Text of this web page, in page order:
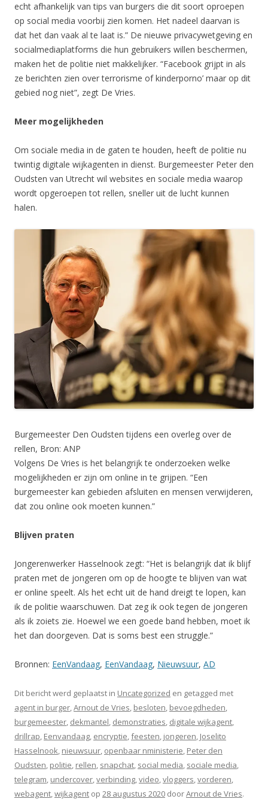
echt afhankelijk van tips van burgers die dit soort oproepen
op social media voorbij zien komen. Het nadeel daarvan is
dat het dan vaak al te laat is.” De nieuwe privacywetgeving en
socialmediaplatforms die hun gebruikers willen beschermen,
maken het de politie niet makkelijker. “Facebook grijpt in als
ze berichten zien over terrorisme of kinderporno’ maar op dit
gebied nog niet”, zegt De Vries.
Meer mogelijkheden
Om sociale media in de gaten te houden, heeft de politie nu
twintig digitale wijkagenten in dienst. Burgemeester Peter den
Oudsten van Utrecht wil websites en sociale media waarop
wordt opgeroepen tot rellen, sneller uit de lucht kunnen
halen.
Burgemeester Den Oudsten tijdens een overleg over de
rellen, Bron: ANP
Volgens De Vries is het belangrijk te onderzoeken welke
mogelijkheden er zijn om online in te grijpen. “Een
burgemeester kan gebieden afsluiten en mensen verwijderen,
dat zou online ook moeten kunnen.”
Blijven praten
Jongerenwerker Hasselnook zegt: “Het is belangrijk dat ik blijf
praten met de jongeren om op de hoogte te blijven van wat
er online speelt. Als het echt uit de hand dreigt te lopen, kan
ik de politie waarschuwen. Dat zeg ik ook tegen de jongeren
als ik zoiets zie. Hoewel we een goede band hebben, moet ik
het dan doorgeven. Dat is soms best een struggle.”
Bronnen: EenVandaag, EenVandaag, Nieuwsuur, AD
Dit bericht werd geplaatst in Uncategorized en getagged met
agent in burger,Arnout de Vries, besloten, bevoegdheden,
burgemeester, dekmantel, demonstraties, digitale wijkagent,
drillrap, Eenvandaag, encryptie,feesten, jongeren, Joselito
Hasselnook, nieuwsuur, openbaar nministerie, Peter den
Oudsten, politie, rellen, snapchat, social media, sociale media,
telegram, undercover,verbinding,video,vloggers,vorderen,
webagent,wijkagent op 28 augustus 2020 doorArnout de Vries.